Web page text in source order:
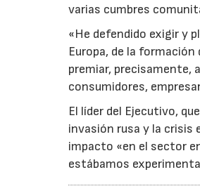
varias cumbres
«He defendido exigir y
Europa, de la
premiar, precisamente,
consumidores,
El líder del Ejecutivo,
invasión rusa y la crisis
impacto «en el sector
estábamos